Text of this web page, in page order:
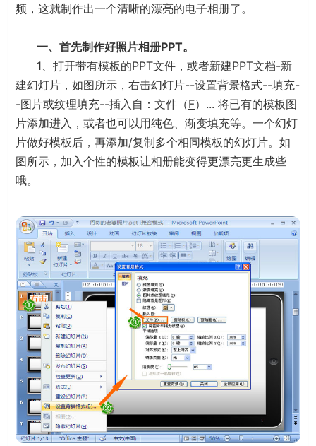
频，这就制作出一个清晰的漂亮的电子相册了。
一、首先制作好照片相册PPT。
1、打开带有模板的PPT文件，或者新建PPT文档-新
建幻灯片，如图所示，右击幻灯片--设置背景格式--填充-
-图片或纹理填充--插入自：文件（F）... 将已有的模板图
片添加进入，或者也可以用纯色、渐变填充等。一个幻灯
片做好模板后，再添加/复制多个相同模板的幻灯片。如
图所示，加入个性的模板让相册能变得更漂亮更生成些
哦。